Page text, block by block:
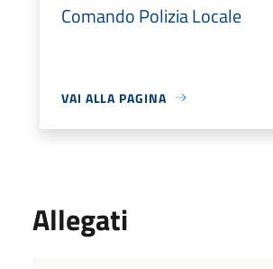
Comando Polizia Locale
VAI ALLA PAGINA
Allegati